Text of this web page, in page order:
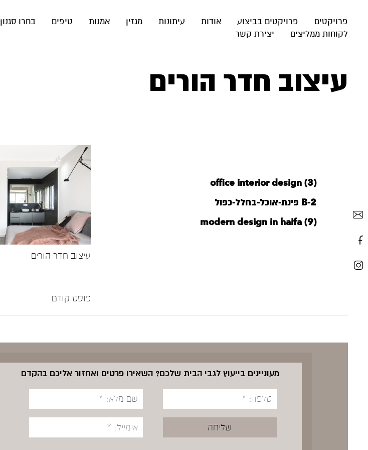
פרויקטים פרויקטים בביצוע אודות עיתונות מגזין אמנות טיפים
בחרו סגנון
לקוחות ממליצים
יצירת קשר
עיצוב חדר הורים
office interior design (3)
B-2 פינת-אוכל-בחלל-כפול
modern design in haifa (9)
עיצוב חדר הורים
פוסט קודם
מעוניינים בייעוץ לגבי הבית שלכם? השאירו פרטים ואחזור אליכם בהקדם